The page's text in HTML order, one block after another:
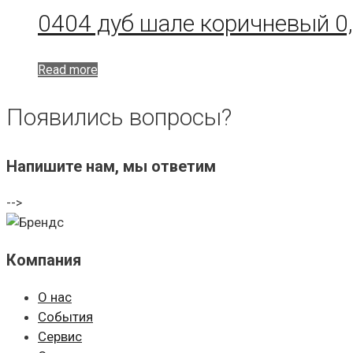
0404 дуб шале коричневый
Read more
Появились вопросы?
Напишите нам, мы ответим
-->
Компания
О нас
События
Сервис